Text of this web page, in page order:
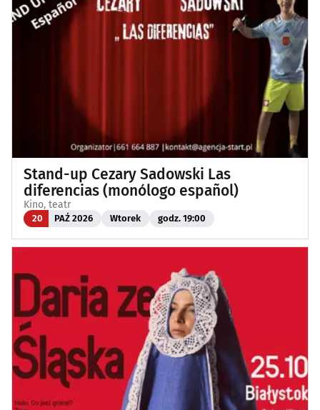
Stand-up Cezary Sadowski Las
diferencias (monólogo español)
Kino, teatr
20 PAŹ 2026 Wtorek godz. 19:00